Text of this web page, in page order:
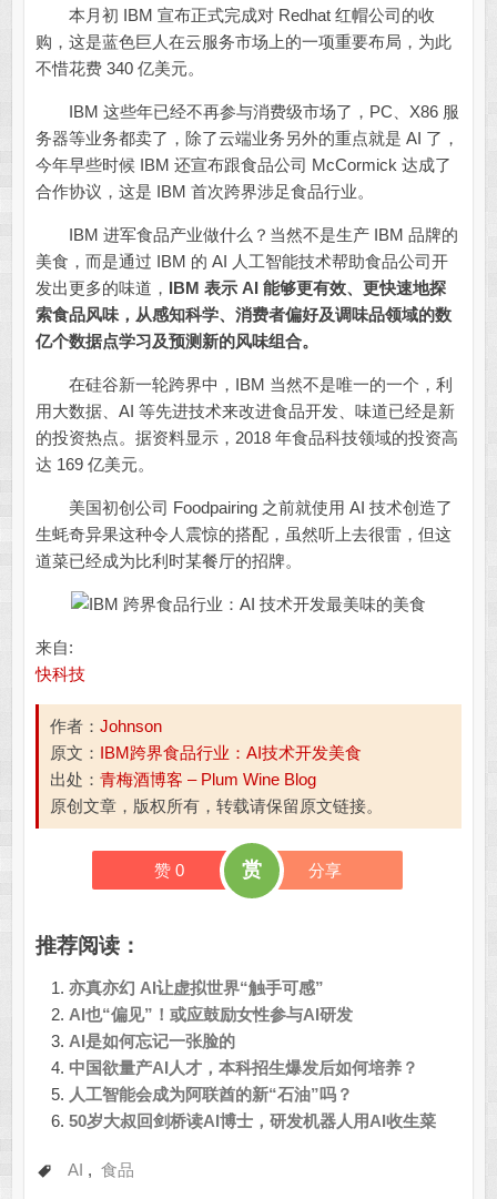
本月初 IBM 宣布正式完成对 Redhat 红帽公司的收
购，这是蓝色巨人在云服务市场上的一项重要布局，为此
不惜花费 340 亿美元。
IBM 这些年已经不再参与消费级市场了，PC、X86 服
务器等业务都卖了，除了云端业务另外的重点就是 AI 了，
今年早些时候 IBM 还宣布跟食品公司 McCormick 达成了
合作协议，这是 IBM 首次跨界涉足食品行业。
IBM 进军食品产业做什么？当然不是生产 IBM 品牌的
美食，而是通过 IBM 的 AI 人工智能技术帮助食品公司开
发出更多的味道， IBM 表示 AI 能够更有效、更快速地探
索食品风味，从感知科学、消费者偏好及调味品领域的数
亿个数据点学习及预测新的风味组合。
在硅谷新一轮跨界中，IBM 当然不是唯一的一个，利
用大数据、AI 等先进技术来改进食品开发、味道已经是新
的投资热点。据资料显示，2018 年食品科技领域的投资高
达 169 亿美元。
美国初创公司 Foodpairing 之前就使用 AI 技术创造了
生蚝奇异果这种令人震惊的搭配，虽然听上去很雷，但这
道菜已经成为比利时某餐厅的招牌。
来自:
快科技
作者： Johnson
原文： IBM跨界食品行业：AI技术开发美食
出处： 青梅酒博客 – Plum Wine Blog
原创文章，版权所有，转载请保留原文链接。
赞 0 赏 分享
推荐阅读：
亦真亦幻 AI让虚拟世界“触手可感”
AI也“偏见”！或应鼓励女性参与AI研发
AI是如何忘记一张脸的
中国欲量产AI人才，本科招生爆发后如何培养？
人工智能会成为阿联酋的新“石油”吗？
50岁大叔回剑桥读AI博士，研发机器人用AI收生菜
AI , 食品